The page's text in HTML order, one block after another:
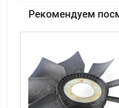
Рекомендуем